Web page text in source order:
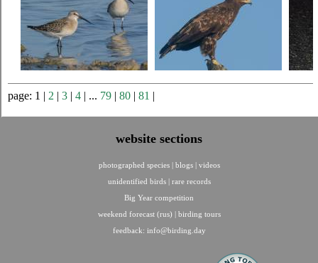
page: 1 | 2 | 3 | 4 | ... 79 | 80 | 81 |
website sections
photographed species | blogs | videos
unidentified birds | rare records
Big Year competition
weekend forecast (rus) | birding tours
feedback: info@birding.day